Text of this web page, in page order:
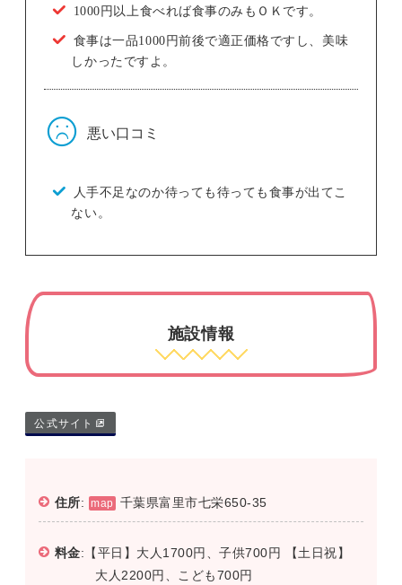
1000円以上食べれば食事のみもＯＫです。
食事は一品1000円前後で適正価格ですし、美味
しかったですよ。
悪い口コミ
人手不足なのか待っても待っても食事が出てこ
ない。
施設情報
公式サイト
住所: map 千葉県富里市七栄650-35
料金:【平日】大人1700円、子供700円 【土日祝】
大人2200円、こども700円